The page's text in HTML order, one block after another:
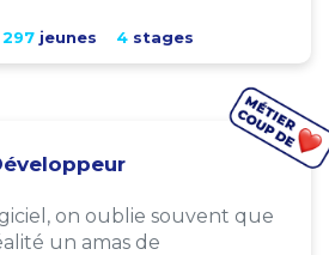
297jeunes 4stages
on oublie souvent que
un amas de